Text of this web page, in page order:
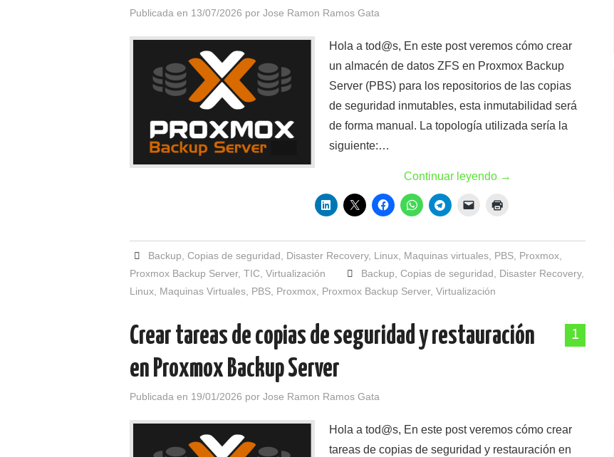
Publicada en 13/07/2026 por Jose Ramon Ramos Gata
Hola a tod@s, En este post veremos cómo crear
un almacén de datos ZFS en Proxmox Backup
Server (PBS) para los repositorios de las copias
de seguridad inmutables, esta inmutabilidad será
de forma manual. La topología utilizada sería la
siguiente:…
Continuar leyendo →
Backup ,Copias de seguridad Disaster Recovery, Linux Maquinas virtuales PBS Proxmox
Proxmox Backup Server, TIC Virtualización Backup ,Copias de seguridad Disaster Recovery,
Linux Maquinas Virtuales PBS Proxmox Proxmox Backup Server, Virtualización
1
Crear tareas de copias de seguridad y restauración
en Proxmox Backup Server
Publicada en 19/01/2026 por Jose Ramon Ramos Gata
Hola a tod@s, En este post veremos cómo crear
tareas de copias de seguridad y restauración en